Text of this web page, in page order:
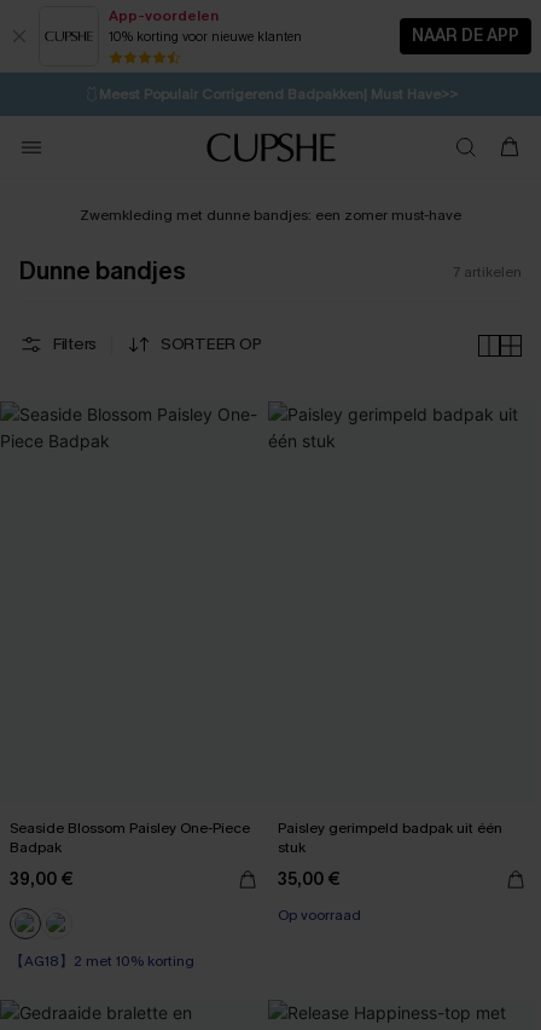
App-voordelen
10% korting voor nieuwe klanten NAAR DE APP
⚡️LAATSTE KANS | Tot 50% korting>>
🩱Meest Populair Corrigerend Badpakken| Must Have>>
💌Abonneer je & ontvang tot 15% korting>>
Koop 3, krijg 15% korting | CODE: SW15
Zwemkleding met dunne bandjes: een zomer must-have
Dunne bandjes 7 artikelen
Filters SORTEER OP
Seaside Blossom Paisley One-Piece
Badpak
39,00 €
【AG18】2 met 10% korting
【AG18】2 met 10% korting
Paisley gerimpeld badpak uit één
stuk
35,00 €
Op voorraad